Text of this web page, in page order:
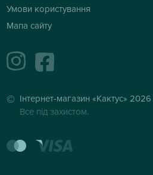
Умови користування
Мапа сайту
instagramfacebook
Інтернет-магазин «Кактус» 2026
Все під захистом.
mastercard